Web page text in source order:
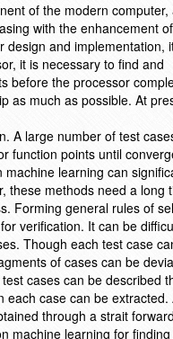
of the modern
with the enhancement
design and
it is necessary to find and
before the processor
as much as possible. At
A large number of test
function points until
machine learning can
these methods need a long
Forming general rules of
verification. It can be
Though each test case
of cases can be
cases can be described
each case can be
through a strait
machine learning for